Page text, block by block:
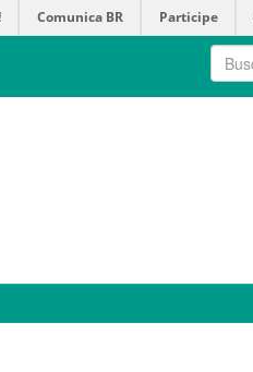
Comunica BR Participe